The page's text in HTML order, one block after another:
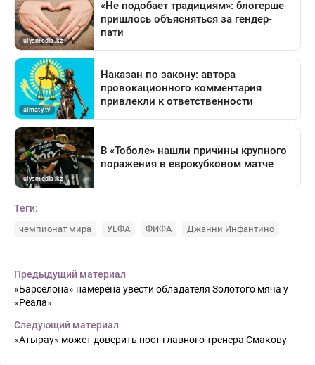
Теги:
чемпионат мира УЕФА ФИФА Джанни Инфантино
Предыдущий материал
«Барселона» намерена увести обладателя Золотого мяча у
«Реала»
Следующий материал
«Атырау» может доверить пост главного тренера Смакову